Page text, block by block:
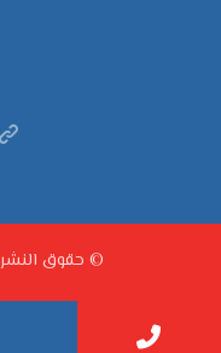
© حقوق النشر 2026. كل الحقوق محفوظة.